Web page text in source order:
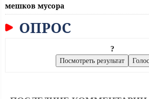
мешков мусора
ОПРОС
?